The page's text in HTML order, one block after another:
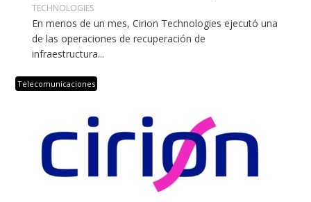
TECHNOLOGIES
En menos de un mes, Cirion Technologies ejecutó una
de las operaciones de recuperación de
infraestructura...
Telecomunicaciones